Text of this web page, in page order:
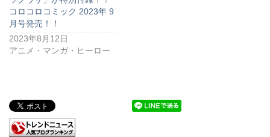
コロコロコミック 2023年 9
月号発売！！
2023年8月12日
アニメ・マンガ・ヒーロー